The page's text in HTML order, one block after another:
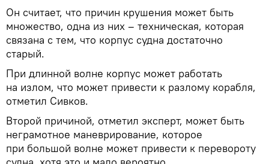
Он считает, что причин крушения может быть
множество, одна из них – техническая, которая
связана с тем, что корпус судна достаточно
старый.
При длинной волне корпус может работать
на излом, что может привести к разлому корабля,
отметил Сивков.
Второй причиной, отметил эксперт, может быть
неграмотное маневрирование, которое
при большой волне может привести к перевороту